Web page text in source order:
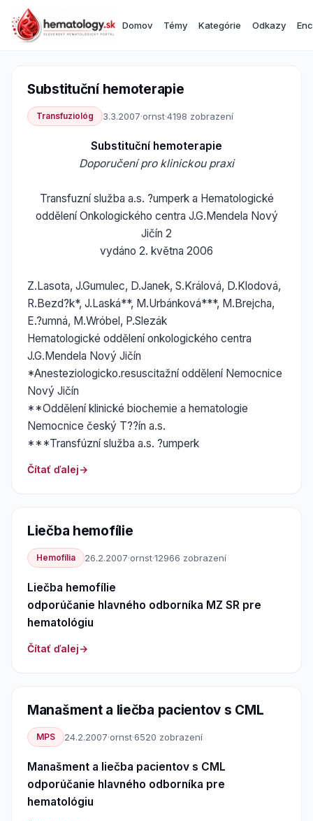
Domov Témy Kategórie Odkazy
Substituční hemoterapie
Transfuziológ 3.3.2007·ornst·4198 zobrazení
Substituční hemoterapie
Doporučení pro klinickou praxi
Transfuzní služba a.s. ?umperk a Hematologické
oddělení Onkologického centra J.G.Mendela Nový
Jičín 2
vydáno 2. května 2006
Z.Lasota, J.Gumulec, D.Janek, S.Králová, D.Klodová,
R.Bezd?k*, J.Laská**, M.Urbánková***, M.Brejcha,
E.?umná, M.Wróbel, P.Slezák
Hematologické oddělení onkologického centra
J.G.Mendela Nový Jičín
*Anesteziologicko.resuscitažní oddělení Nemocnice
Nový Jičín
**Oddělení klinické biochemie a hematologie
Nemocnice český T??ín a.s.
***Transfúzní služba a.s. ?umperk
Čítať ďalej
Liečba hemofílie
Hemofília 26.2.2007·ornst·12966 zobrazení
Liečba hemofílie
odporúčanie hlavného odborníka MZ SR pre
hematológiu
Čítať ďalej
Manašment a liečba pacientov s CML
MPS 24.2.2007·ornst·6520 zobrazení
Manašment a liečba pacientov s CML
odporúčanie hlavného odborníka pre
hematológiu